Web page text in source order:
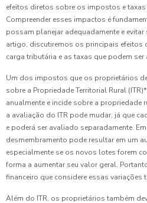
efeitos diretos sobre os impostos e
Compreender esses impactos é
possam planejar adequadamente e
artigo, discutiremos os principais efeitos
carga tributária e as taxas que podem
Um dos impostos que os proprietários
sobre a Propriedade Territorial Rural
anualmente e incide sobre a propriedade
a avaliação do ITR pode mudar, já que
e poderá ser avaliado separadamente.
desmembramento pode resultar em um
especialmente se os novos lotes forem
forma a aumentar seu valor geral.
financeiro que considere essas variações
Além do ITR, os proprietários também